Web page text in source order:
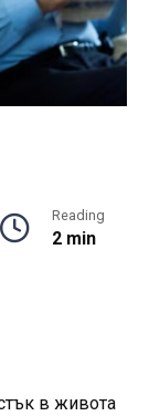
Reading
2 min
в живота